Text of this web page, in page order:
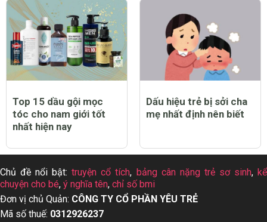
Top 15 dầu gội mọc
tóc cho nam giới tốt
nhất hiện nay
Dấu hiệu trẻ bị sởi cha
mẹ nhất định nên biết
Chủ đề nổi bật:truyện cổ tích, bảng cân nặng trẻ sơ sinh, kể
chuyện cho bé, ý nghĩa tên, chỉ số bmi
Đơn vị chủ Quản: CÔNG TY CỔ PHẦN YÊU TRẺ
Mã số thuế: 0312926237